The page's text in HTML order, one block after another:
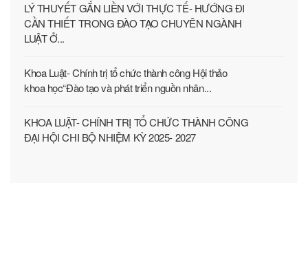
LÝ THUYẾT GẮN LIỀN VỚI THỰC TẾ- HƯỚNG ĐI
CẦN THIẾT TRONG ĐÀO TẠO CHUYÊN NGÀNH
LUẬT Ở...
Khoa Luật- Chính trị tổ chức thành công Hội thảo
khoa học“Đào tạo và phát triển nguồn nhân...
KHOA LUẬT- CHÍNH TRỊ TỔ CHỨC THÀNH CÔNG
ĐẠI HỘI CHI BỘ NHIỆM KỲ 2025- 2027